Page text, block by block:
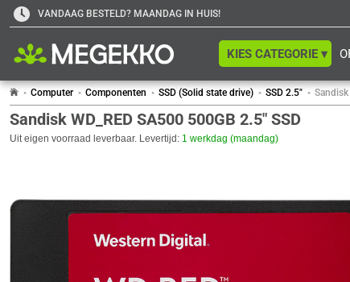
VANDAAG BESTELD? MAANDAG IN HUIS!
KIES CATEGORIE ▾
Computer Componenten SSD (Solid state drive) SSD 2.5" Sandisk
Sandisk WD_RED SA500 500GB 2.5" SSD
Uit eigen voorraad leverbaar. Levertijd: 1 werkdag (maandag)